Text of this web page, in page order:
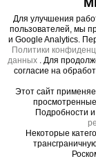
отключает
одновременно
запуск при
Для улучшения
пользователей, мы
и Google Analytics.
Политики
данных . Для
согласие на
Этот сайт
Подробности
Некоторые